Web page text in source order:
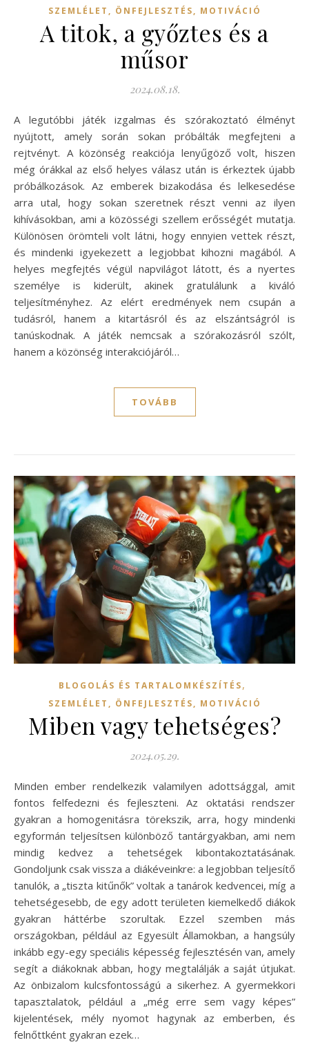
SZEMLÉLET, ÖNFEJLESZTÉS, MOTIVÁCIÓ
A titok, a győztes és a
műsor
2024.08.18.
A legutóbbi játék izgalmas és szórakoztató élményt
nyújtott, amely során sokan próbálták megfejteni a
rejtvényt. A közönség reakciója lenyűgöző volt, hiszen
még órákkal az első helyes válasz után is érkeztek újabb
próbálkozások. Az emberek bizakodása és lelkesedése
arra utal, hogy sokan szeretnek részt venni az ilyen
kihívásokban, ami a közösségi szellem erősségét mutatja.
Különösen örömteli volt látni, hogy ennyien vettek részt,
és mindenki igyekezett a legjobbat kihozni magából. A
helyes megfejtés végül napvilágot látott, és a nyertes
személye is kiderült, akinek gratulálunk a kiváló
teljesítményhez. Az elért eredmények nem csupán a
tudásról, hanem a kitartásról és az elszántságról is
tanúskodnak. A játék nemcsak a szórakozásról szólt,
hanem a közönség interakciójáról…
TOVÁBB
BLOGOLÁS ÉS TARTALOMKÉSZÍTÉS,
SZEMLÉLET, ÖNFEJLESZTÉS, MOTIVÁCIÓ
Miben vagy tehetséges?
2024.05.29.
Minden ember rendelkezik valamilyen adottsággal, amit
fontos felfedezni és fejleszteni. Az oktatási rendszer
gyakran a homogenitásra törekszik, arra, hogy mindenki
egyformán teljesítsen különböző tantárgyakban, ami nem
mindig kedvez a tehetségek kibontakoztatásának.
Gondoljunk csak vissza a diákéveinkre: a legjobban teljesítő
tanulók, a „tiszta kitűnők” voltak a tanárok kedvencei, míg a
tehetségesebb, de egy adott területen kiemelkedő diákok
gyakran háttérbe szorultak. Ezzel szemben más
országokban, például az Egyesült Államokban, a hangsúly
inkább egy-egy speciális képesség fejlesztésén van, amely
segít a diákoknak abban, hogy megtalálják a saját útjukat.
Az önbizalom kulcsfontosságú a sikerhez. A gyermekkori
tapasztalatok, például a „még erre sem vagy képes”
kijelentések, mély nyomot hagynak az emberben, és
felnőttként gyakran ezek…